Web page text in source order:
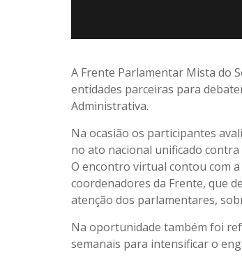
A Frente Parlamentar Mista do
entidades parceiras para
Administrativa.
Na ocasião os participantes
no ato nacional unificado
O encontro virtual contou com a
coordenadores da Frente, que
atenção dos parlamentares,
Na oportunidade também foi
semanais para intensificar o